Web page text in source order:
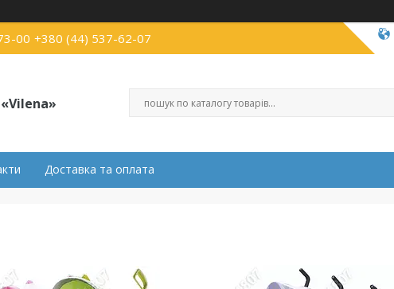
00 +380 (44) 537-62-07
Доставка та оплата